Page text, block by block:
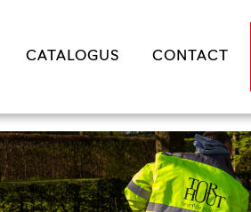
CATALOGUS CONTACT